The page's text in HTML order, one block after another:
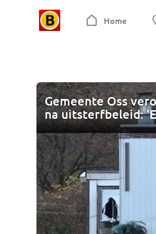
Home
Gemeente Oss
na uitsterfbeleid: